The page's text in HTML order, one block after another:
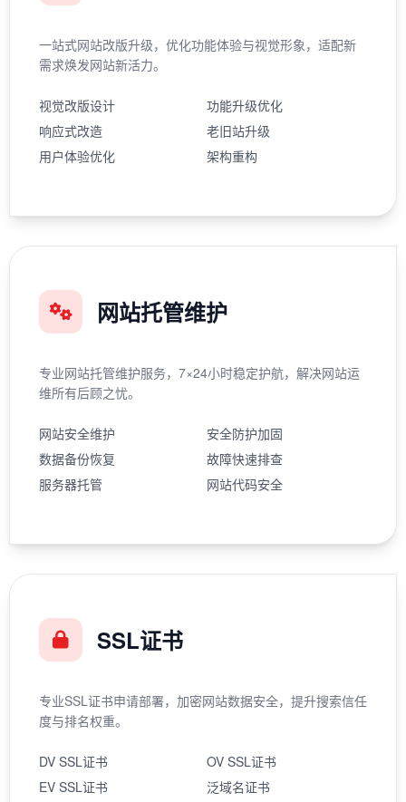
一站式网站改版升级，优化功能体验与视觉形象，适配新
需求焕发网站新活力。
视觉改版设计
功能升级优化
响应式改造
老旧站升级
用户体验优化
架构重构
网站托管维护
专业网站托管维护服务，7×24小时稳定护航，解决网站运
维所有后顾之忧。
网站安全维护
安全防护加固
数据备份恢复
故障快速排查
服务器托管
网站代码安全
SSL证书
专业SSL证书申请部署，加密网站数据安全，提升搜索信任
度与排名权重。
DV SSL证书
OV SSL证书
EV SSL证书
泛域名证书